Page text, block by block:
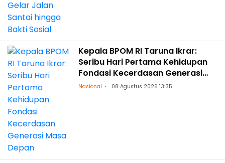
Kepala BPOM RI Taruna Ikrar:
Seribu Hari Pertama Kehidupan
Fondasi Kecerdasan Generasi
Masa Depan
Nasional 08 Agustus 2026 13:35